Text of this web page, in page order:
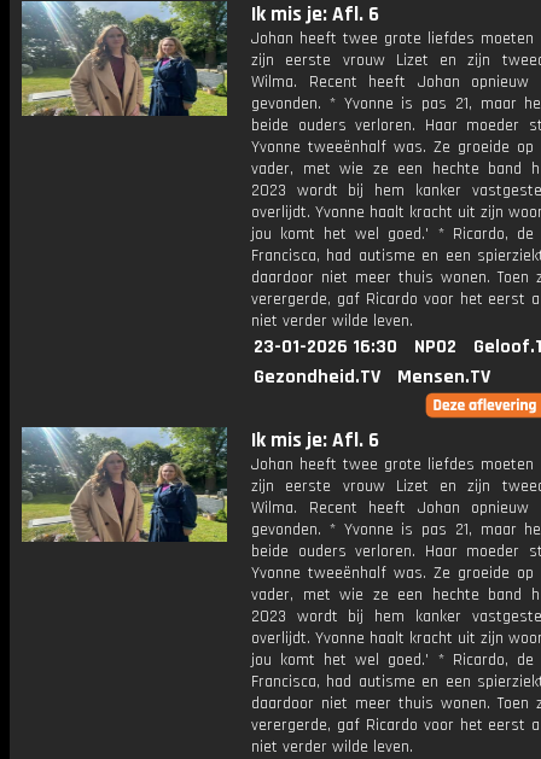
Ik mis je: Afl. 6
Johan heeft twee grote liefdes moeten
zijn eerste vrouw Lizet en zijn
Wilma. Recent heeft Johan opnieuw
gevonden. * Yvonne is pas 21, maar
beide ouders verloren. Haar moeder
Yvonne tweeënhalf was. Ze groeide
vader, met wie ze een hechte band
2023 wordt bij hem kanker
overlijdt. Yvonne haalt kracht uit zijn
jou komt het wel goed.' * Ricardo, de
Francisca, had autisme en een
daardoor niet meer thuis wonen. Toen
verergerde, gaf Ricardo voor het eerst
niet verder wilde leven.
23-01-2026 16:30 NPO2
Gezondheid.TV
Mensen.TV
Ik mis je: Afl. 6
Johan heeft twee grote liefdes moeten
zijn eerste vrouw Lizet en zijn
Wilma. Recent heeft Johan opnieuw
gevonden. * Yvonne is pas 21, maar
beide ouders verloren. Haar moeder
Yvonne tweeënhalf was. Ze groeide
vader, met wie ze een hechte band
2023 wordt bij hem kanker
overlijdt. Yvonne haalt kracht uit zijn
jou komt het wel goed.' * Ricardo, de
Francisca, had autisme en een
daardoor niet meer thuis wonen. Toen
verergerde, gaf Ricardo voor het eerst
niet verder wilde leven.